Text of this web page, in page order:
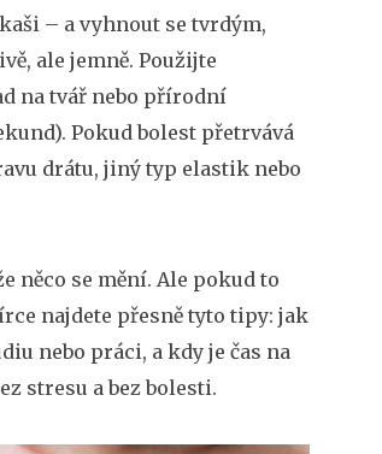
– a vyhnout se tvrdým,
ale jemně. Použijte
na tvář nebo přírodní
Pokud bolest přetrvává
drátu, jiný typ elastik nebo
něco se mění. Ale pokud to
najdete přesně tyto tipy: jak
nebo práci, a kdy je čas na
stresu a bez bolesti.